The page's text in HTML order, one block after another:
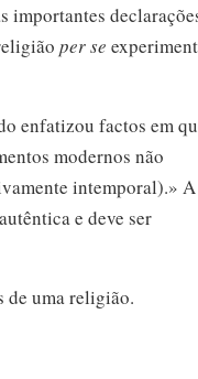
importantes
per se
enfatizou factos em
modernos não
intemporal).» A
e deve ser
de uma religião.